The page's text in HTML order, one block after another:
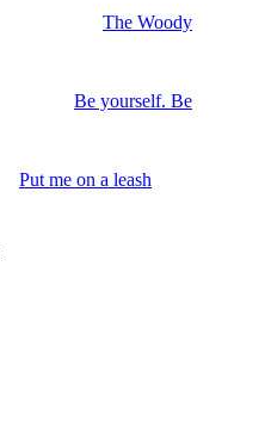
The Woody
Be yourself. Be
Put me on a leash